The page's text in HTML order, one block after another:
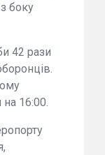
боку
42 рази
16:00.